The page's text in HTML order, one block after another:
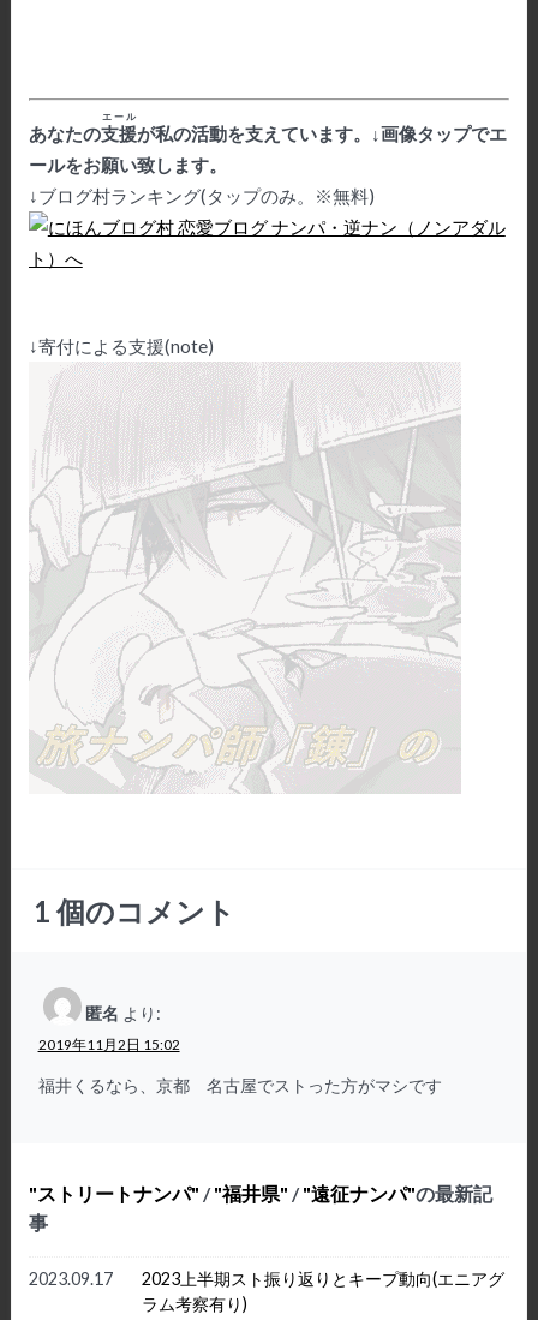
あなたの支援
エール
が私の活動を支えています。↓画像タップでエ
ールをお願い致します。
↓ブログ村ランキング(タップのみ。※無料)
↓寄付による支援(note)
1個のコメント
匿名 より:
2019年11月2日 15:02
福井くるなら、京都 名古屋でストった方がマシです
ストリートナンパ / 福井県 / 遠征ナンパ の最新記
事
2023.09.17
2023上半期スト振り返りとキープ動向(エニアグ
ラム考察有り)